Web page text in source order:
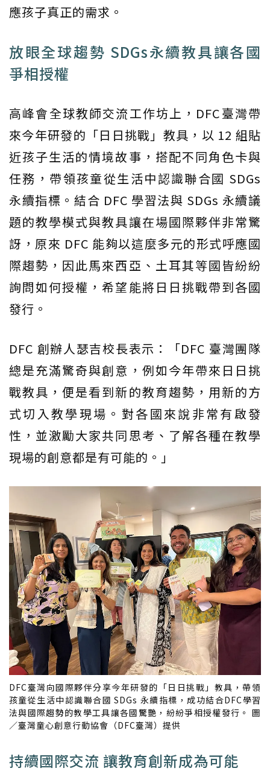
應孩子真正的需求。
放眼全球趨勢 SDGs永續教具讓各國
爭相授權
高峰會全球教師交流工作坊上，DFC臺灣帶
來今年研發的「日日挑戰」教具，以 12 組貼
近孩子生活的情境故事，搭配不同角色卡與
任務，帶領孩童從生活中認識聯合國 SDGs
永續指標。結合 DFC 學習法與 SDGs 永續議
題的教學模式與教具讓在場國際夥伴非常驚
訝，原來 DFC 能夠以這麼多元的形式呼應國
際趨勢，因此馬來西亞、土耳其等國皆紛紛
詢問如何授權，希望能將日日挑戰帶到各國
發行。
DFC 創辦人瑟吉校長表示：「DFC 臺灣團隊
總是充滿驚奇與創意，例如今年帶來日日挑
戰教具，便是看到新的教育趨勢，用新的方
式切入教學現場。對各國來說非常有啟發
性，並激勵大家共同思考、了解各種在教學
現場的創意都是有可能的。」
DFC臺灣向國際夥伴分享今年研發的「日日挑戰」教具，帶領
孩童從生活中認識聯合國 SDGs 永續指標，成功結合DFC學習
法與國際趨勢的教學工具讓各國驚艷，紛紛爭相授權發行。 圖
／臺灣童心創意行動協會（DFC臺灣）提供
持續國際交流 讓教育創新成為可能